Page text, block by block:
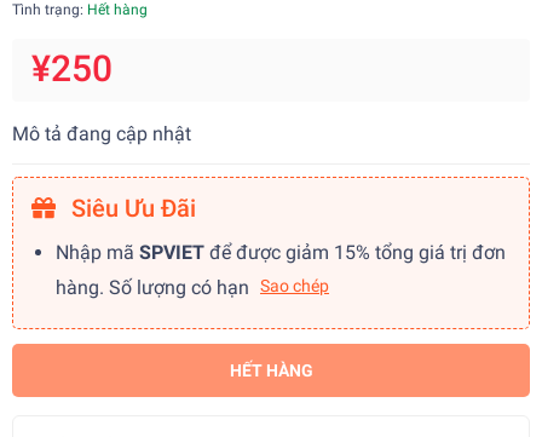
Tình trạng: Hết hàng
¥250
Mô tả đang cập nhật
Siêu Ưu Đãi
Nhập mã SPVIET để được giảm 15% tổng giá trị đơn
hàng. Số lượng có hạn
Sao chép
HẾT HÀNG